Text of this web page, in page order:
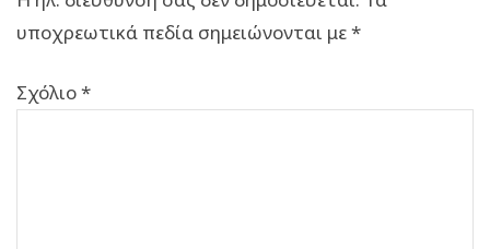
υποχρεωτικά πεδία σημειώνονται με*
Σχόλιο*